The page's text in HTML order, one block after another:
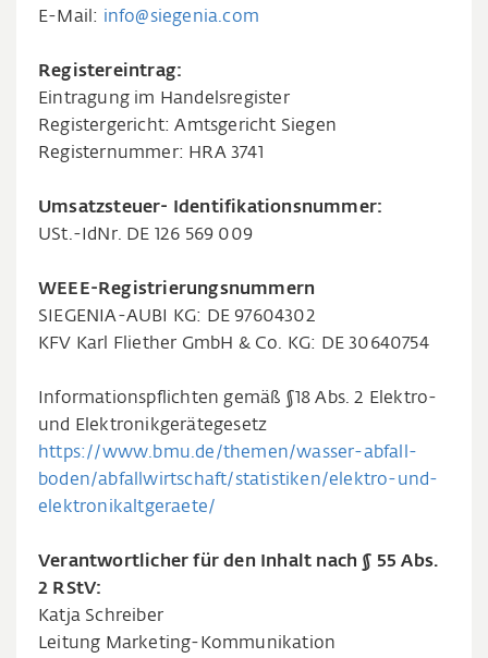
E-Mail: info@siegenia.com
Registereintrag:
Eintragung im Handelsregister
Registergericht: Amtsgericht Siegen
Registernummer: HRA 3741
Umsatzsteuer- Identifikationsnummer:
USt.-IdNr. DE 126 569 009
WEEE-Registrierungsnummern
SIEGENIA-AUBI KG: DE 97604302
KFV Karl Fliether GmbH & Co. KG: DE 30640754
Informationspflichten gemäß §18 Abs. 2 Elektro-
und Elektronikgerätegesetz
https://www.bmu.de/themen/wasser-abfall-
boden/abfallwirtschaft/statistiken/elektro-und-
elektronikaltgeraete/
Verantwortlicher für den Inhalt nach § 55 Abs.
2 RStV:
Katja Schreiber
Leitung Marketing-Kommunikation